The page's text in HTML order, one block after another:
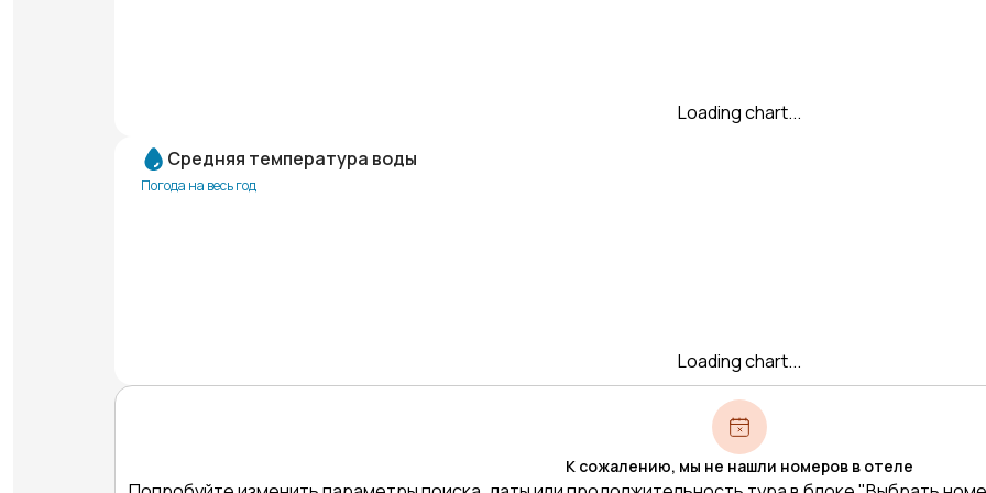
Loading chart...
Средняя температура воды
Погода на весь год
Loading chart...
К сожалению, мы не нашли номеров в отеле